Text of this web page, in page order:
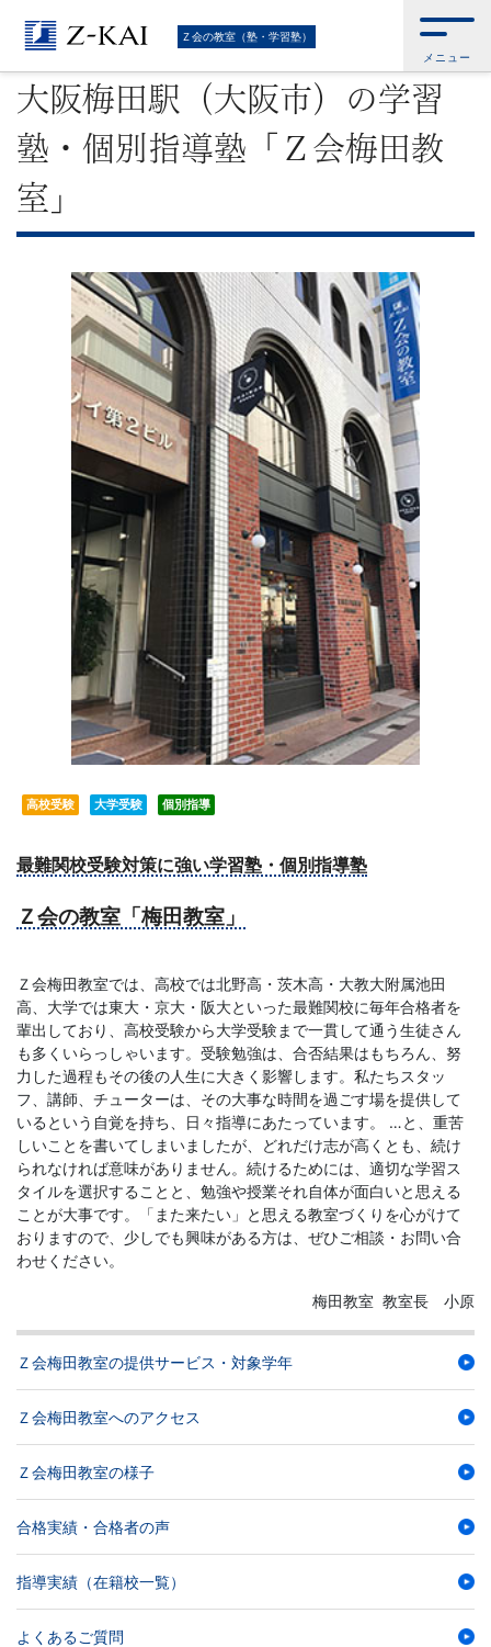
難
関
校
受
験
Ｚ会の教室（塾・学習塾）
メニュー
Ｚ会トップ> Ｚ会の教室（塾・学習塾）>教室のご案内・お問い合わせ>大
阪梅田駅（大阪市）の学習塾・個別指導塾「Ｚ会梅田教室」
大阪梅田駅（大阪市）の学習
塾・個別指導塾「Ｚ会梅田教
室」
高校受験 大学受験 個別指導
最難関校受験対策に強い学習塾・個別指導塾
Ｚ会の教室「梅田教室」
Ｚ会梅田教室では、高校では北野高・茨木高・大教大附属池田
高、大学では東大・京大・阪大といった最難関校に毎年合格者を
輩出しており、高校受験から大学受験まで一貫して通う生徒さん
も多くいらっしゃいます。受験勉強は、合否結果はもちろん、努
力した過程もその後の人生に大きく影響します。私たちスタッ
フ、講師、チューターは、その大事な時間を過ごす場を提供して
いるという自覚を持ち、日々指導にあたっています。 …と、重苦
しいことを書いてしまいましたが、どれだけ志が高くとも、続け
られなければ意味がありません。続けるためには、適切な学習ス
タイルを選択することと、勉強や授業それ自体が面白いと思える
ことが大事です。「また来たい」と思える教室づくりを心がけて
おりますので、少しでも興味がある方は、ぜひご相談・お問い合
わせください。
梅田教室 教室長 小原
Ｚ会梅田教室の提供サービス・対象学年
Ｚ会梅田教室へのアクセス
Ｚ会梅田教室の様子
合格実績・合格者の声
指導実績（在籍校一覧）
よくあるご質問